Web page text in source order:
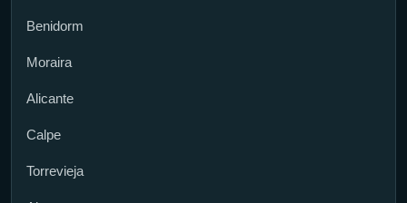
Benidorm
Moraira
Alicante
Calpe
Torrevieja